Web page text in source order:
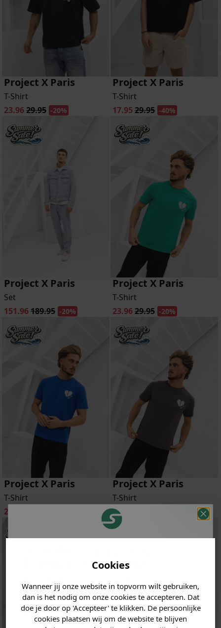
Cookies
Wanneer jij onze website in topvorm wilt gebruiken,
dan is het nodig om onze cookies te accepteren. Dat
doe je door op 'Accepteer' te klikken. De persoonlijke
cookies plaatsen wij om de website te blijven
Project X Paris
T-Shirt
23.9629.95 -20%
Project X Paris
T-Shirt
17.95 29.95 -40%
Project X Paris
Set
151.96189.95 -20%
Project X Paris
T-Shirt
23.9629.95 -20%
Project X Paris
T-Shirt
23.96
Project X Paris
T-Shirt
23.96
korting ontvangen!
Vertel ons waar je naar op
zoek bent en claim direct
jouwkorting.